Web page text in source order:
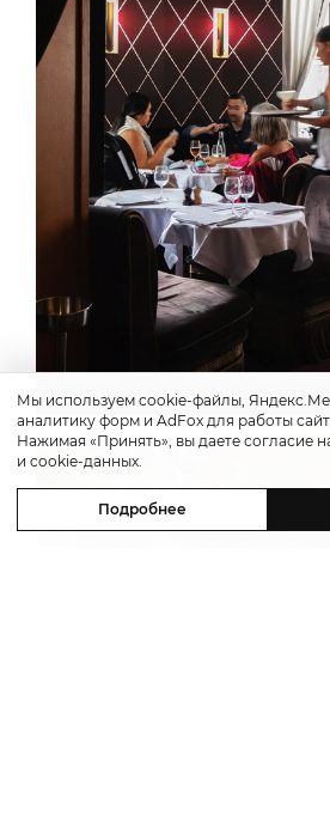
Мы используем cookie-файлы,
аналитику форм и AdFox для работы
Нажимая «Принять», вы даете согласие
и cookie-данных.
Подробнее